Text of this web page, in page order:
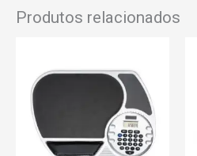
Produtos relacionados